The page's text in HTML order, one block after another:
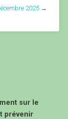
2025 →
sur le
prévenir